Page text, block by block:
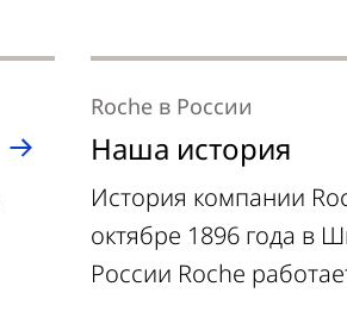
Наша история
Roche в России
История компании
октябре 1896 года в
России Roche